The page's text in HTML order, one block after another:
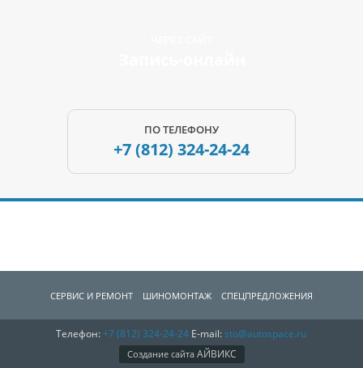
ПО ТЕЛЕФОНУ
+7 (812) 324-24-24
СЕРВИС И РЕМОНТ ШИНОМОНТАЖ СПЕЦПРЕДЛОЖЕНИЯ
АВТОЗАПЧАCТИ О КОМПАНИИ КОНТАКТЫ
Телефон:+7 (812)324-24-24 E-mail:sto@autospace.ru
Создание сайтаАЙВИКС